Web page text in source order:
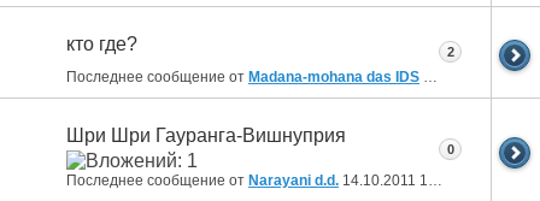
кто где?
Последнее сообщение от Madana-mohana das IDS 15:15
2
Шри Шри Гауранга-Вишнуприя
Последнее сообщение от Narayani d.d. 14.10.2011 14:19
0